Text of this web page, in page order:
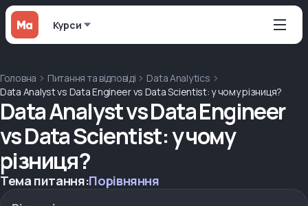
Курси
Головна Питання та відповіді
Data Analytics
Data Analyst vs Data Engineer vs Data Scientist: у чому різниця?
Data Analyst vs Data Engineer
vs Data Scientist: у чому
різниця?
Тема питання:Порівняння